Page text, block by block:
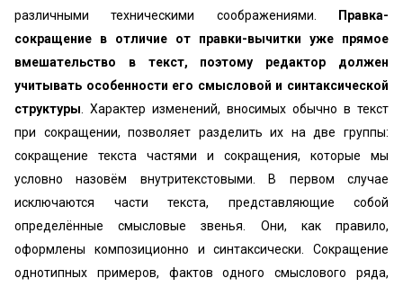
различными техническими соображениями.
Правка-
сокращение в отличие от правки-вычитки уже прямое
вмешательство в текст, поэтому редактор должен
учитывать особенности его смысловой и синтаксической
структуры . Характер изменений, вносимых обычно в текст
при сокращении, позволяет разделить их на две группы:
сокращение текста частями и сокращения, которые мы
условно назовём внутритекстовыми. В первом случае
исключаются части текста, представляющие собой
определённые смысловые звенья. Они, как правило,
оформлены композиционно и синтаксически. Сокращение
однотипных примеров, фактов одного смыслового ряда,